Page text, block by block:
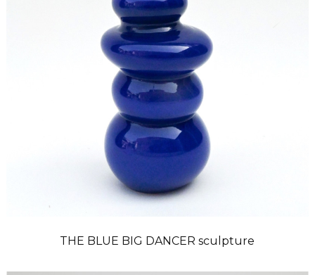
THE BLUE BIG DANCER sculpture